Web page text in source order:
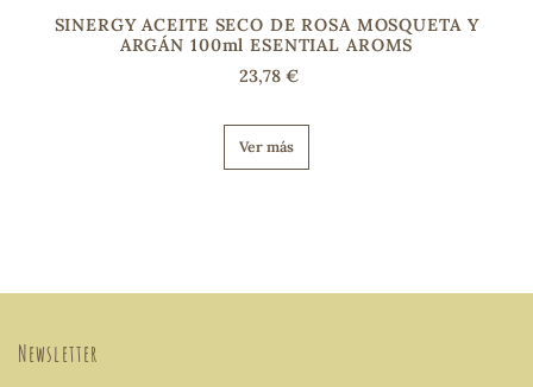
SINERGY ACEITE SECO DE ROSA MOSQUETA Y
ARGÁN 100ml ESENTIAL AROMS
23,78 €
Ver más
Newsletter